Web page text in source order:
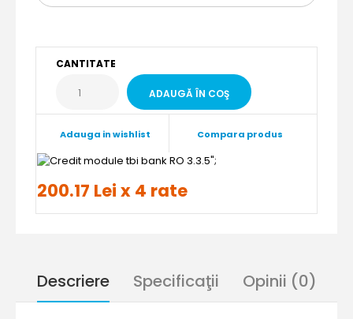
CANTITATE
Adauga in wishlist Compara produs
";
200.17 Lei x 4 rate
Descriere Specificaţii Opinii (0)